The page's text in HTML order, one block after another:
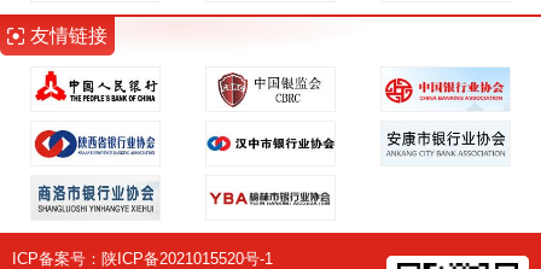
友情链接
ICP备案号： 陕ICP备2021015520号-1